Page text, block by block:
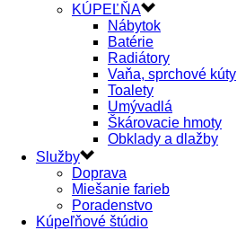
KÚPEĽŇA
Nábytok
Batérie
Radiátory
Vaňa, sprchové kúty
Toalety
Umývadlá
Škárovacie hmoty
Obklady a dlažby
Služby
Doprava
Miešanie farieb
Poradenstvo
Kúpeľňové štúdio